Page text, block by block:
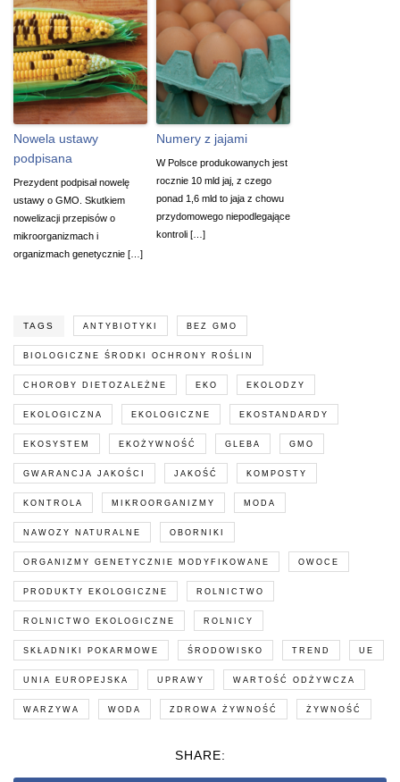
Nowela ustawy
podpisana
Prezydent podpisał nowelę
ustawy o GMO. Skutkiem
nowelizacji przepisów o
mikroorganizmach i
organizmach genetycznie […]
Numery z jajami
W Polsce produkowanych jest
rocznie 10 mld jaj, z czego
ponad 1,6 mld to jaja z chowu
przydomowego niepodlegające
kontroli […]
TAGS ANTYBIOTYKI BEZ GMO
BIOLOGICZNE ŚRODKI OCHRONY ROŚLIN
CHOROBY DIETOZALEŻNE EKO EKOLODZY
EKOLOGICZNA EKOLOGICZNE EKOSTANDARDY
EKOSYSTEM EKOŻYWNOŚĆ GLEBA GMO
GWARANCJA JAKOŚCI JAKOŚĆ KOMPOSTY
KONTROLA MIKROORGANIZMY MODA
NAWOZY NATURALNE OBORNIKI
ORGANIZMY GENETYCZNIE MODYFIKOWANE OWOCE
PRODUKTY EKOLOGICZNE ROLNICTWO
ROLNICTWO EKOLOGICZNE ROLNICY
SKŁADNIKI POKARMOWE ŚRODOWISKO TREND UE
UNIA EUROPEJSKA UPRAWY WARTOŚĆ ODŻYWCZA
WARZYWA WODA ZDROWA ŻYWNOŚĆ ŻYWNOŚĆ
SHARE: